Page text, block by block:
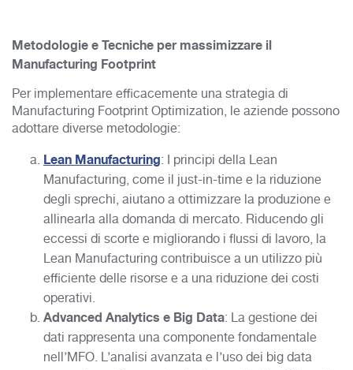
Metodologie e Tecniche per massimizzare il
Manufacturing Footprint
Per implementare efficacemente una strategia di
Manufacturing Footprint Optimization, le aziende possono
adottare diverse metodologie:
Lean Manufacturing: I principi della Lean
Manufacturing, come il just-in-time e la riduzione
degli sprechi, aiutano a ottimizzare la produzione e
allinearla alla domanda di mercato. Riducendo gli
eccessi di scorte e migliorando i flussi di lavoro, la
Lean Manufacturing contribuisce a un utilizzo più
efficiente delle risorse e a una riduzione dei costi
operativi.
Advanced Analytics e Big Data: La gestione dei
dati rappresenta una componente fondamentale
nell’MFO. L’analisi avanzata e l’uso dei big data